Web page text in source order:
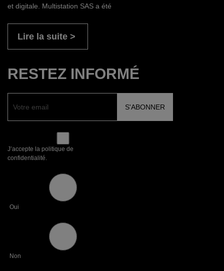
et digitale. Multistation SAS a été
Lire la suite
RESTEZ INFORMÉ
J’accepte la politique de
confidentialité.
Oui
Non